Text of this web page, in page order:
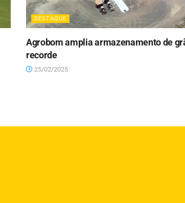
DESTAQUE
Agrobom amplia armazenamento de
recorde
25/02/2025